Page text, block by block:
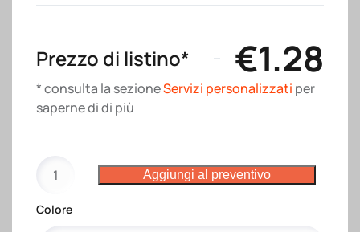
Prezzo di listino* €1.28
* consulta la sezioneServizi personalizzati per
saperne di di più
con
copertina
Aggiungi al preventivo
Colore